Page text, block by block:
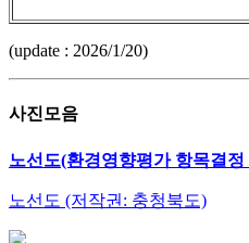
(update : 2026/1/20)
사진모음
노선도(환경영향평가 항목결정
노선도 (저작권: 충청북도)